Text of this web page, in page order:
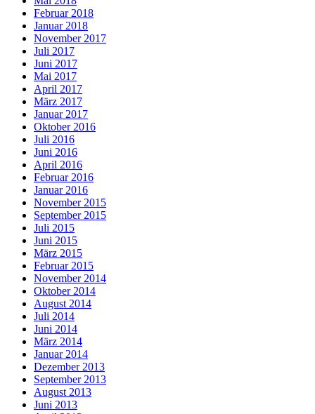
Februar 2018
Januar 2018
November 2017
Juli 2017
Juni 2017
Mai 2017
April 2017
März 2017
Januar 2017
Oktober 2016
Juli 2016
Juni 2016
April 2016
Februar 2016
Januar 2016
November 2015
September 2015
Juli 2015
Juni 2015
März 2015
Februar 2015
November 2014
Oktober 2014
August 2014
Juli 2014
Juni 2014
März 2014
Januar 2014
Dezember 2013
September 2013
August 2013
Juni 2013